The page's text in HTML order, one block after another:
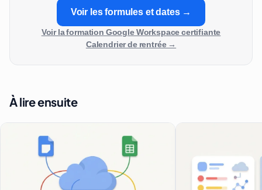
Voir les formules et dates →
Voir la formation Google Workspace certifiante
Calendrier de rentrée →
À lire ensuite